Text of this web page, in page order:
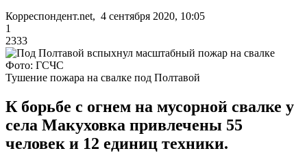
Корреспондент.net, 4 сентября 2020, 10:05
1
2333
Фото: ГСЧС
Тушение пожара на свалке под Полтавой
К борьбе с огнем на мусорной свалке у
села Макуховка привлечены 55
человек и 12 единиц техники.